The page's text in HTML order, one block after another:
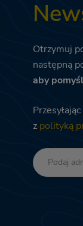
Otrzymuj
następną
aby
z polityką